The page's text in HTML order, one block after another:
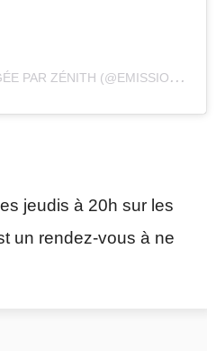
U
NE PUBLICATION PARTAGÉE PAR ZÉNITH (@EMISSIONZENITH)
jeudis à 20h sur les
un rendez-vous à ne